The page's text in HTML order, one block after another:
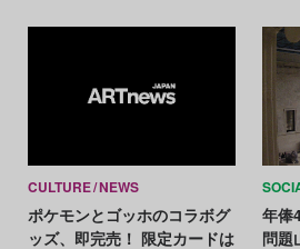
CULTURE NEWS
ポケモンとゴッホのコラボグ
ッズ、即完売！ 限定カードは
年俸
問題